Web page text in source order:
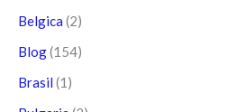
Belgica (2)
Blog(154)
Brasil (1)